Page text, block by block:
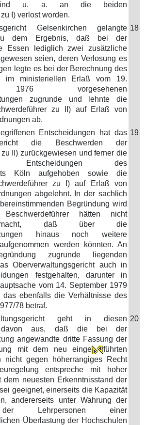
sind u. a. an die beiden
I) verlost worden.
Gelsenkirchen gelangte
dem Ergebnis, daß bei der
Essen lediglich zwei zusätzliche
seien, deren Verlosung es
legte es bei der Berechnung des
im ministeriellen Erlaß vom 19.
1976 vorgesehenen
zugrunde und lehnte die
zu II) auf Erlaß von
ab.
18
Entscheidungen hat das
die Beschwerden der
II) zurückgewiesen und ferner die
Entscheidungen des
Köln aufgehoben sowie die
zu I) auf Erlaß von
abgelehnt. In der sachlich
Begründung wird
hätten nicht
daß über die
hinaus noch weitere
werden könnten. An
zugrunde liegenden
Oberverwaltungsgericht auch in
festgehalten, darunter in
vom 14. September 1979
ebenfalls die Verhältnisse des
78 betraf.
19
geht in diesen
davon aus, daß die bei der
angewandte dritte Fassung der
mit dem neu einge
führten
nicht gegen höherrangiges Recht
entspreche mit hoher
dem neuesten Erkenntnisstand der
geeignet, einerseits die Kapazität
andererseits unter Wahrung der
der Lehrpersonen einer
Überlastung der Hochschulen
20